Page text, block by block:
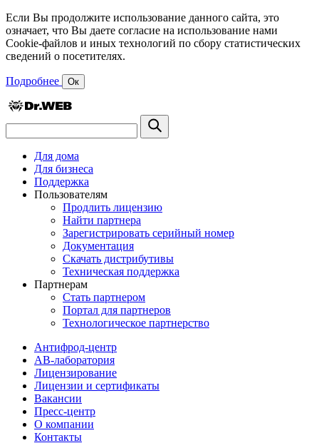
Если Вы продолжите использование данного сайта, это
означает, что Вы даете согласие на использование нами
Cookie-файлов и иных технологий по сбору статистических
сведений о посетителях.
Подробнее Ок
Для дома
Для бизнеса
Поддержка
Пользователям
Продлить лицензию
Найти партнера
Зарегистрировать серийный номер
Документация
Скачать дистрибутивы
Техническая поддержка
Партнерам
Стать партнером
Портал для партнеров
Технологическое партнерство
Антифрод-центр
АВ-лаборатория
Лицензирование
Лицензии и сертификаты
Вакансии
Пресс-центр
О компании
Контакты